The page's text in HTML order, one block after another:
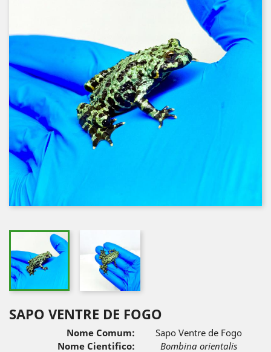
SAPO VENTRE DE FOGO
Nome Comum:
Sapo Ventre de Fogo
Nome Cientifico:
Bombina orientalis